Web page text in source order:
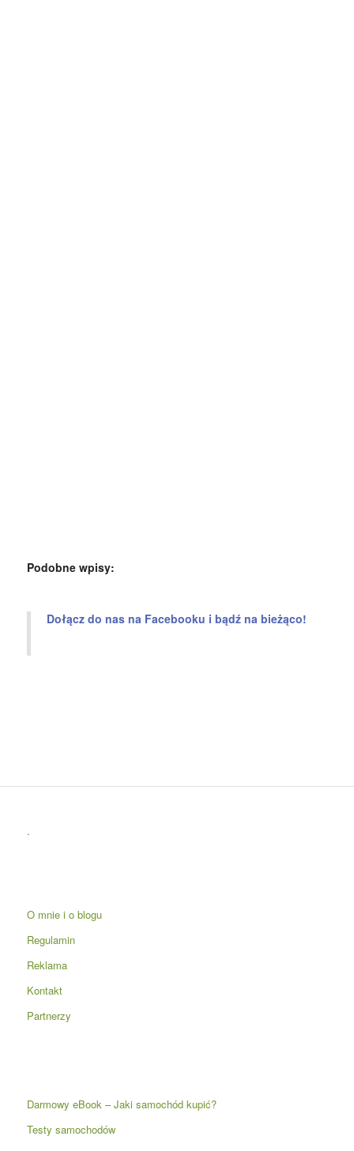
Podobne wpisy:
Dołącz do nas na Facebooku i bądź na bieżąco!
.
O mnie i o blogu
Regulamin
Reklama
Kontakt
Partnerzy
Darmowy eBook – Jaki samochód kupić?
Testy samochodów